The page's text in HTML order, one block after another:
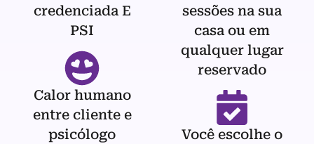
credenciada E
PSI
Calor humano
entre cliente e
psicólogo
sessões na sua
casa ou em
qualquer lugar
reservado
Você escolhe o